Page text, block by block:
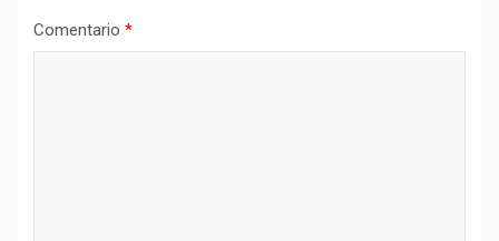
Comentario *